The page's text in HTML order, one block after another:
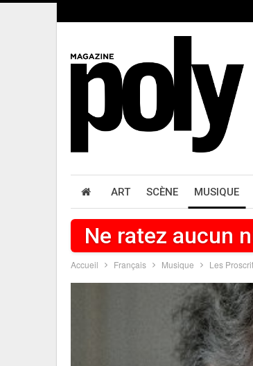
ART SCÈNE MUSIQUE
Ne ratez aucun
Accueil Français Musique Les